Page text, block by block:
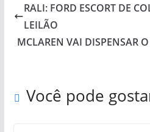
RALI: FORD ESCORT DE
LEILÃO
MCLAREN VAI DISPENSAR
Você pode